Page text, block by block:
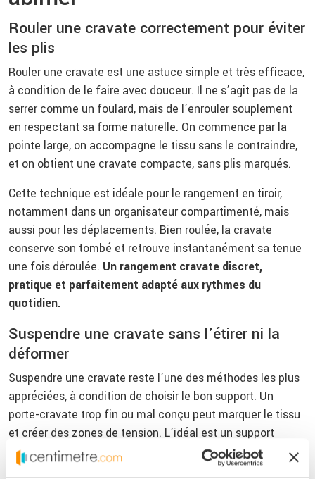
Rouler une cravate correctement pour éviter
les plis
Rouler une cravate est une astuce simple et très efficace,
à condition de le faire avec douceur. Il ne s’agit pas de la
serrer comme un foulard, mais de l’enrouler souplement
en respectant sa forme naturelle. On commence par la
pointe large, on accompagne le tissu sans le contraindre,
et on obtient une cravate compacte, sans plis marqués.
Cette technique est idéale pour le rangement en tiroir,
notamment dans un organisateur compartimenté, mais
aussi pour les déplacements. Bien roulée, la cravate
conserve son tombé et retrouve instantanément sa tenue
une fois déroulée. Un rangement cravate discret,
pratique et parfaitement adapté aux rythmes du
quotidien.
Suspendre une cravate sans l’étirer ni la
déformer
Suspendre une cravate reste l’une des méthodes les plus
appréciées, à condition de choisir le bon support. Un
porte-cravate trop fin ou mal conçu peut marquer le tissu
et créer des zones de tension. L’idéal est un support
suffisamment large, qui accueille la cravate sans la pincer
ni l’étirer.